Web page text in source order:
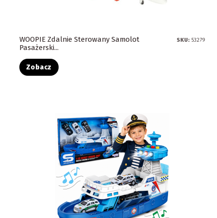
WOOPIE Zdalnie Sterowany Samolot
Pasażerski...
SKU: 53279
Zobacz